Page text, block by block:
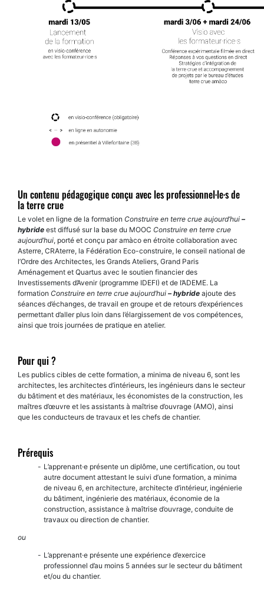
Un contenu pédagogique conçu avec les professionnel·le·s de
la terre crue
Le volet en ligne de la formation Construire en terre crue aujourd’hui –
hybride est diffusé sur la base du MOOC Construire en terre crue
aujourd’hui, porté et conçu par amàco en étroite collaboration avec
Asterre, CRAterre, la Fédération Eco-construire, le conseil national de
l’Ordre des Architectes, les Grands Ateliers, Grand Paris
Aménagement et Quartus avec le soutien financier des
Investissements d’Avenir (programme IDEFI) et de l’ADEME. La
formation Construire en terre crue aujourd’hui – hybride ajoute des
séances d’échanges, de travail en groupe et de retours d’expériences
permettant d’aller plus loin dans l’élargissement de vos compétences,
ainsi que trois journées de pratique en atelier.
Pour qui ?
Les publics cibles de cette formation, a minima de niveau 6, sont les
architectes, les architectes d’intérieurs, les ingénieurs dans le secteur
du bâtiment et des matériaux, les économistes de la construction, les
maîtres d’œuvre et les assistants à maîtrise d’ouvrage (AMO), ainsi
que les conducteurs de travaux et les chefs de chantier.
Prérequis
L’apprenant·e présente un diplôme, une certification, ou tout
autre document attestant le suivi d’une formation, a minima
de niveau 6, en architecture, architecte d’intérieur, ingénierie
du bâtiment, ingénierie des matériaux, économie de la
construction, assistance à maîtrise d’ouvrage, conduite de
travaux ou direction de chantier.
ou
L’apprenant·e présente une expérience d’exercice
professionnel d’au moins 5 années sur le secteur du bâtiment
et/ou du chantier.